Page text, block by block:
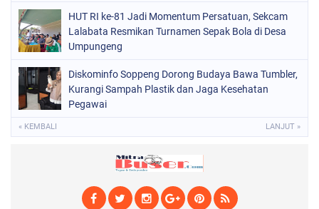
HUT RI ke-81 Jadi Momentum Persatuan, Sekcam
Lalabata Resmikan Turnamen Sepak Bola di Desa
Umpungeng
Diskominfo Soppeng Dorong Budaya Bawa Tumbler,
Kurangi Sampah Plastik dan Jaga Kesehatan
Pegawai
« KEMBALI LANJUT »